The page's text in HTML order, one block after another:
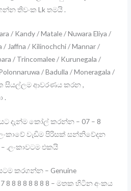
තිවංක Lk තමයි .
/ Kandy / Matale / Nuwara Eliya /
/ Jaffna / Kilinochchi / Mannar /
/ Trincomalee / Kurunegala /
/ Badulla / Moneragala /
සියල්ලම ආවරණය කරන ,
.
දැන්ම කෝල් කරන්න – 07 – 8
වැඩිම පිරිසක් සන්නිවේදන
.ලංකාවටම එකයි
කරගන්න – Genuine
8 8 8 8 8 8 8 – මතක හිටින අංකය